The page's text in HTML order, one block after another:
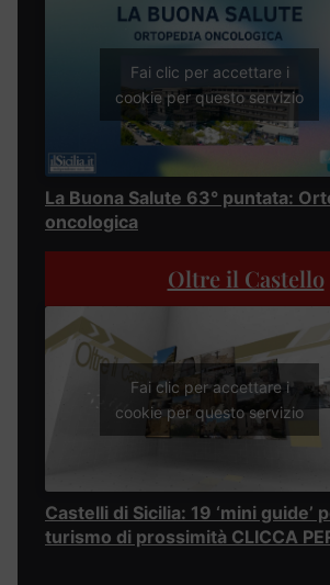
Fai clic per accettare i
cookie per questo servizio
La Buona Salute 63° puntata:
oncologica
Oltre il Castello
Fai clic per accettare i
cookie per questo servizio
Castelli di Sicilia: 19 ‘mini guide’
turismo di prossimità CLICCA